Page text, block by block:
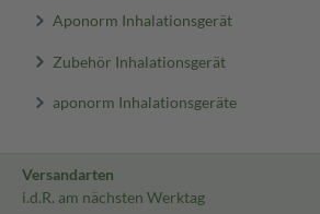
Aponorm Inhalationsgerät
Zubehör Inhalationsgerät
aponorm Inhalationsgeräte
Versandarten
i.d.R. am nächsten Werktag